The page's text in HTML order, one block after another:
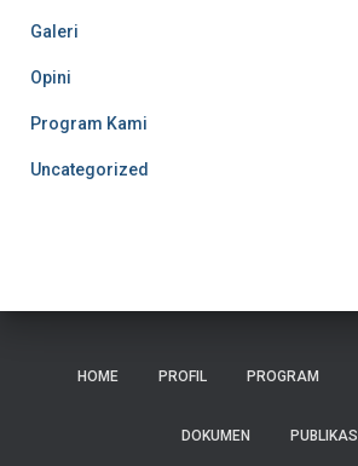
Galeri
Opini
Program Kami
Uncategorized
HOME PROFIL PROGRAM
DOKUMEN PUBLIKASI